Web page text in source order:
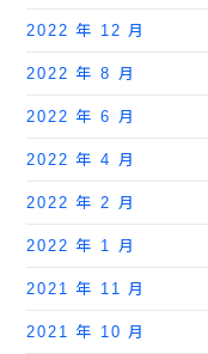
2022 年 12 月
2022 年 8 月
2022 年 6 月
2022 年 4 月
2022 年 2 月
2022 年 1 月
2021 年 11 月
2021 年 10 月